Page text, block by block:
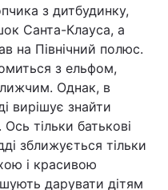
з дитбудинку,
Санта-Клауса, а
на Північний полюс.
з ельфом,
Однак, в
вирішує знайти
тільки батькові
зближується тільки
і красивою
дарувати дітям